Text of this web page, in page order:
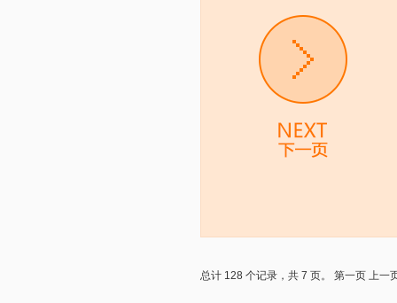
总计 128 个记录，共 7 页。 第一页 上一